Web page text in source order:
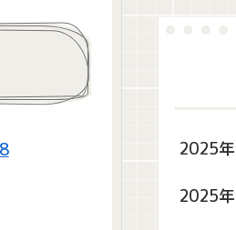
2025
2025